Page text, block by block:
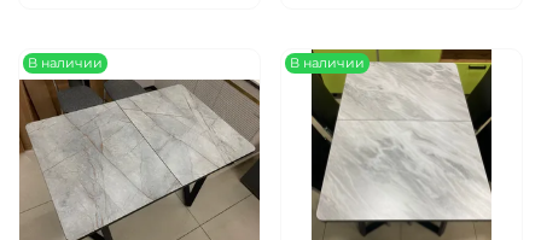
В наличии В наличии